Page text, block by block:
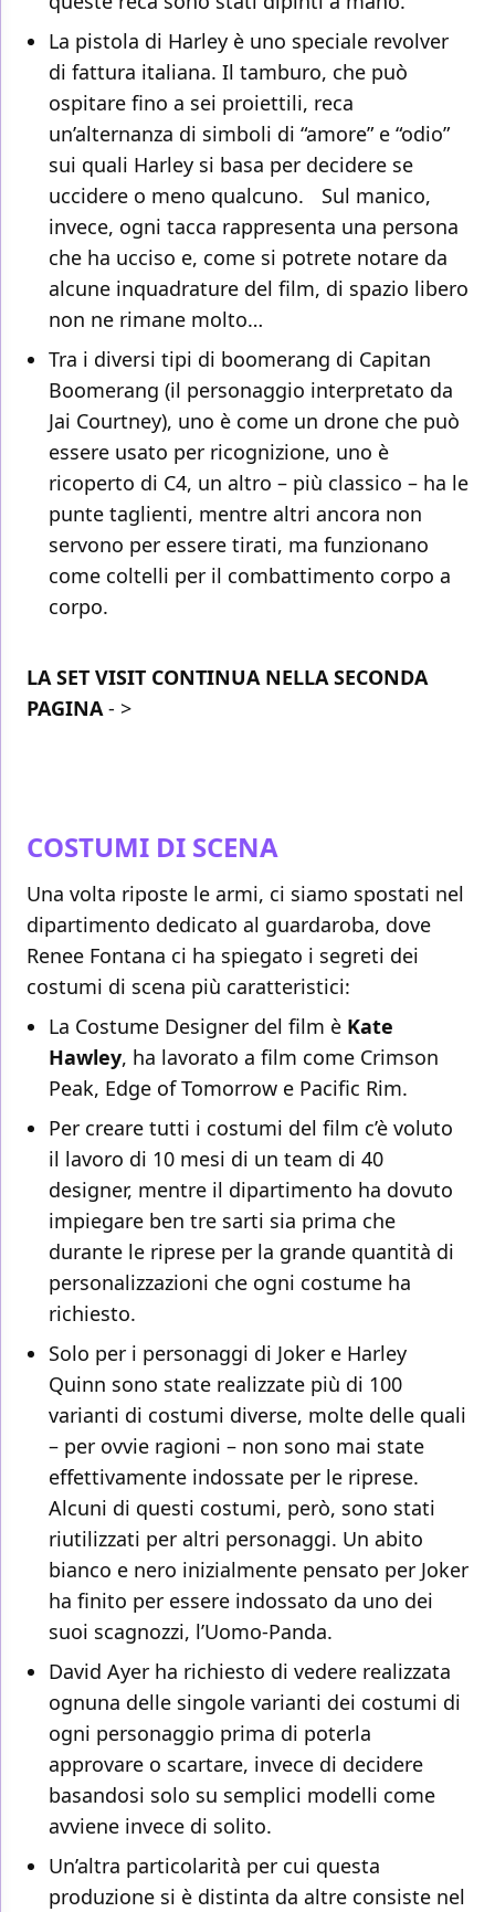
La pistola di Harley è uno speciale revolver
di fattura italiana. Il tamburo, che può
ospitare fino a sei proiettili, reca
un’alternanza di simboli di “amore” e “odio”
sui quali Harley si basa per decidere se
uccidere o meno qualcuno. Sul manico,
invece, ogni tacca rappresenta una persona
che ha ucciso e, come si potrete notare da
alcune inquadrature del film, di spazio libero
non ne rimane molto…
Tra i diversi tipi di boomerang di Capitan
Boomerang (il personaggio interpretato da
Jai Courtney), uno è come un drone che può
essere usato per ricognizione, uno è
ricoperto di C4, un altro – più classico – ha le
punte taglienti, mentre altri ancora non
servono per essere tirati, ma funzionano
come coltelli per il combattimento corpo a
corpo.
LA SET VISIT CONTINUA NELLA SECONDA
PAGINA- >
COSTUMI DI SCENA
Una volta riposte le armi, ci siamo spostati nel
dipartimento dedicato al guardaroba, dove
Renee Fontana ci ha spiegato i segreti dei
costumi di scena più caratteristici:
La Costume Designer del film è Kate
Hawley, ha lavorato a film come Crimson
Peak, Edge of Tomorrow e Pacific Rim.
Per creare tutti i costumi del film c’è voluto
il lavoro di 10 mesi di un team di 40
designer, mentre il dipartimento ha dovuto
impiegare ben tre sarti sia prima che
durante le riprese per la grande quantità di
personalizzazioni che ogni costume ha
richiesto.
Solo per i personaggi di Joker e Harley
Quinn sono state realizzate più di 100
varianti di costumi diverse, molte delle quali
– per ovvie ragioni – non sono mai state
effettivamente indossate per le riprese.
Alcuni di questi costumi, però, sono stati
riutilizzati per altri personaggi. Un abito
bianco e nero inizialmente pensato per Joker
ha finito per essere indossato da uno dei
suoi scagnozzi, l’Uomo-Panda.
David Ayer ha richiesto di vedere realizzata
ognuna delle singole varianti dei costumi di
ogni personaggio prima di poterla
approvare o scartare, invece di decidere
basandosi solo su semplici modelli come
avviene invece di solito.
Un’altra particolarità per cui questa
produzione si è distinta da altre consiste nel